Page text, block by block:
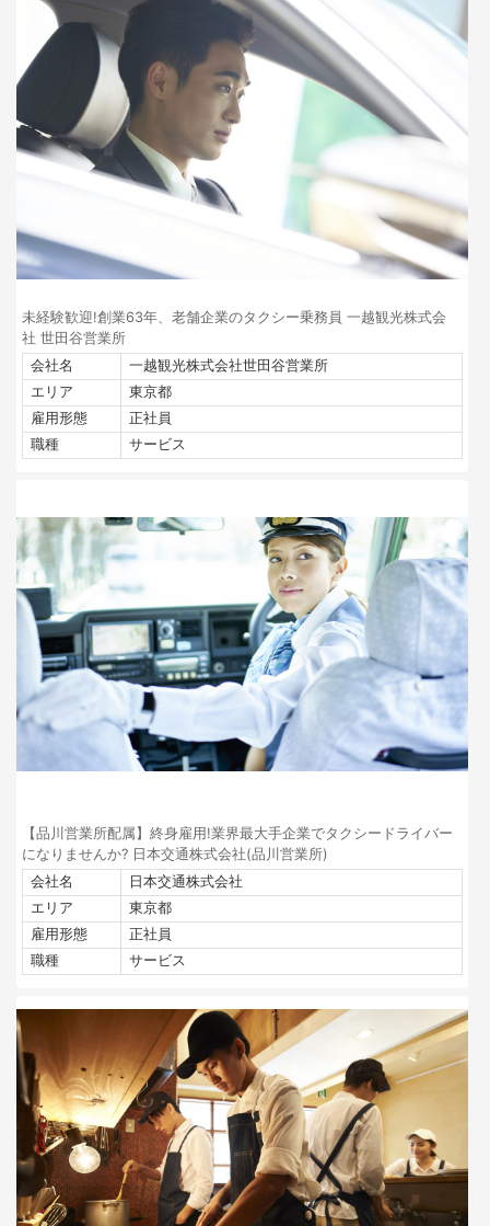
未経験歓迎!創業63年、老舗企業のタクシー乗務員 一越観光株式会
社 世田谷営業所
会社名
一越観光株式会社世田谷営業所
エリア
東京都
雇用形態
正社員
職種
サービス
【品川営業所配属】終身雇用!業界最大手企業でタクシードライバー
になりませんか? 日本交通株式会社(品川営業所)
会社名
日本交通株式会社
エリア
東京都
雇用形態
正社員
職種
サービス